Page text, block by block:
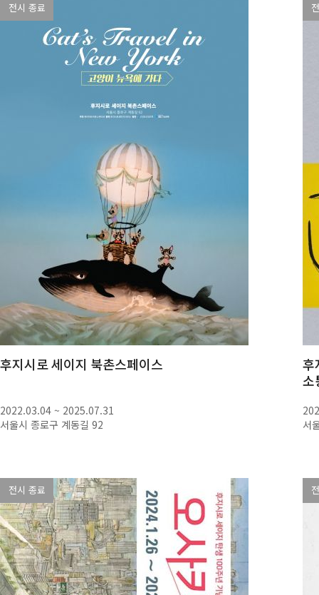
전시 종료
후지시로 세이지 북촌스페이스
2022.03.04 ~ 2025.07.31
서울시 종로구 계동길 92
후
소
서
전시 종료